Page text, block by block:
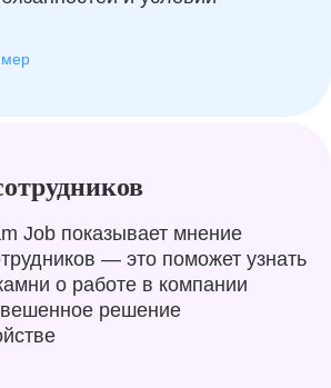
Job показывает мнение
— это поможет узнать
о работе в компании
решение